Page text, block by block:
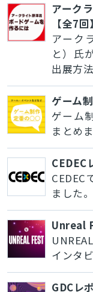
アーク
【全7回】
アーク
と）氏
出展方
ゲーム
ゲーム
まとめ
CEDEC
CEDEC
ました。
Unreal
インタ
GDCレ